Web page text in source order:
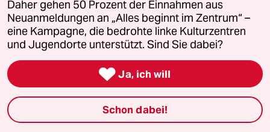
Vergangene
taz lab 2027
Mehr taz Lesestoff
Daher gehen 50 Prozent der Einnahmen aus
Neuanmeldungen an „Alles beginnt im Zentrum“ –
eine Kampagne, die bedrohte linke Kulturzentren
und Jugendorte unterstützt. Sind Sie dabei?
 Ja, ich will
Schon dabei!